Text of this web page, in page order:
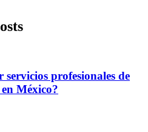
profesionales de
México?